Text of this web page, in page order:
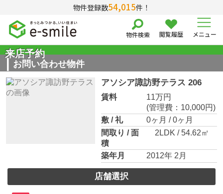
物件登録数54,015件！
物件検索 閲覧履歴 メニュー
来店予約
お問い合わせ物件
アソシア諏訪野テラス 206
賃料
11万円
(管理費：10,000円)
敷 / 礼
0ヶ月 / 0ヶ月
間取り / 面
積
2LDK / 54.62㎡
築年月 2012年 2月
店舗選択